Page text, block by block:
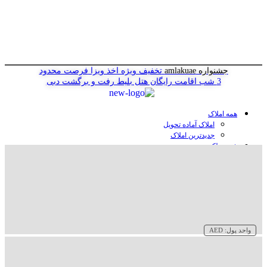
جشنواره amlakuae تخفیف ویژه اخذ ویزا فرصت محدود
3 شب اقامت رایگان هتل
بلیط رفت و برگشت دبی
همه املاک
املاک آماده تحویل
جدیدترین املاک
خرید ملک در دبی
واحد پول: AED